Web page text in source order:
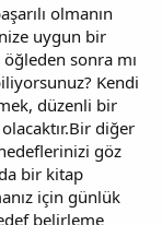
olmanın
uygun bir
sonra mı
Kendi
düzenli bir
olacaktır.Bir diğer
göz
bir kitap
için günlük
belirleme